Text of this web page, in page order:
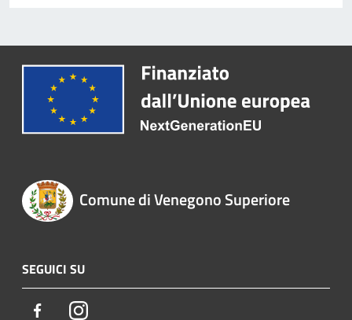
Comune di Venegono Superiore
SEGUICI SU
FacebookInstagram